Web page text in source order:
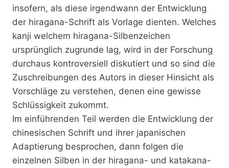
insofern, als diese irgendwann der Entwicklung
der hiragana-Schrift als Vorlage dienten. Welches
kanji welchem hiragana-Silbenzeichen
ursprünglich zugrunde lag, wird in der Forschung
durchaus kontroversiell diskutiert und so sind die
Zuschreibungen des Autors in dieser Hinsicht als
Vorschläge zu verstehen, denen eine gewisse
Schlüssigkeit zukommt.
Im einführenden Teil werden die Entwicklung der
chinesischen Schrift und ihrer japanischen
Adaptierung besprochen, dann folgen die
einzelnen Silben in der hiragana- und katakana-